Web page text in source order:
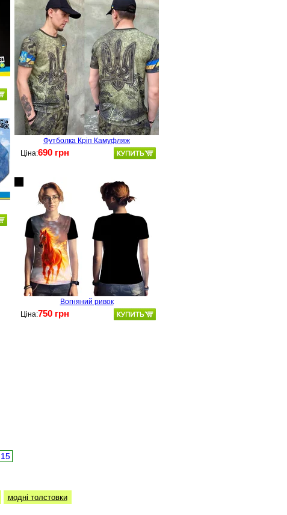
Футболка Кріп Камуфляж
Ціна:690 грн
Вогняний ривок
Ціна:750 грн
15
модні толстовки